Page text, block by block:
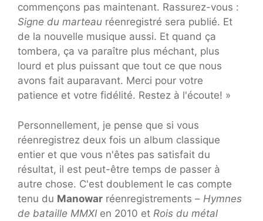
commençons pas maintenant. Rassurez-vous :
Signe du marteau réenregistré sera publié. Et
de la nouvelle musique aussi. Et quand ça
tombera, ça va paraître plus méchant, plus
lourd et plus puissant que tout ce que nous
avons fait auparavant. Merci pour votre
patience et votre fidélité. Restez à l'écoute! »
Personnellement, je pense que si vous
réenregistrez deux fois un album classique
entier et que vous n'êtes pas satisfait du
résultat, il est peut-être temps de passer à
autre chose. C'est doublement le cas compte
tenu du Manowar réenregistrements – Hymnes
de bataille MMXI en 2010 et Rois du métal